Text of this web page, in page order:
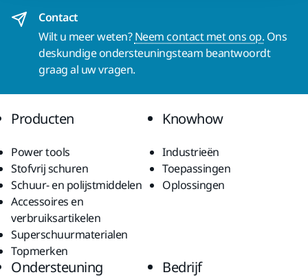
Contact
Wilt u meer weten?Neem contact met ons op. Ons
deskundige ondersteuningsteam beantwoordt
graag al uw vragen.
Producten
Power tools
Stofvrij schuren
Schuur- en polijstmiddelen
Accessoires en
verbruiksartikelen
Superschuurmaterialen
Topmerken
Knowhow
Industrieën
Toepassingen
Oplossingen
Ondersteuning Bedrijf